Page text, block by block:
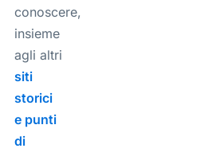
conoscere,
insieme
agli altri
siti
storici
e punti
di